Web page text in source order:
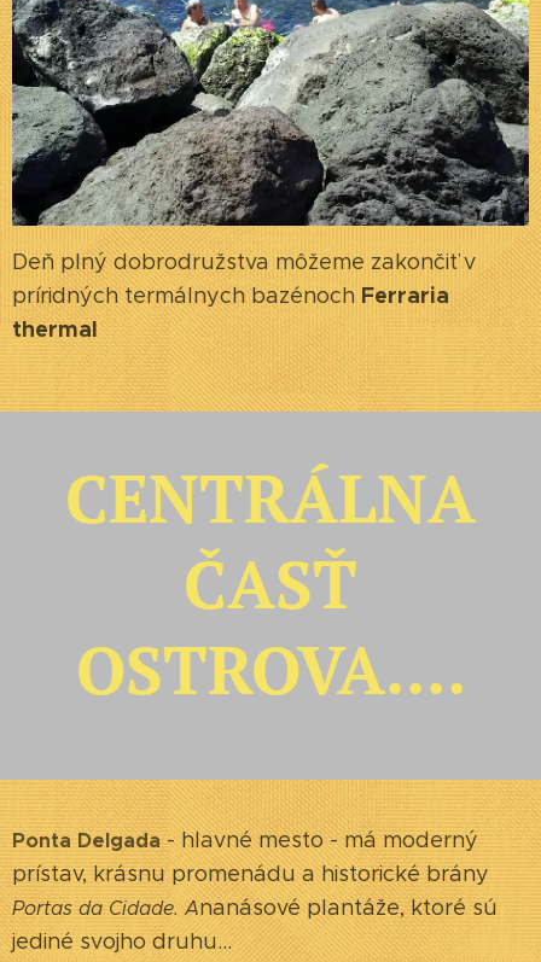
Deň plný dobrodružstva môžeme zakončiť v
príridných termálnych bazénoch Ferraria
thermal
CENTRÁLNA
ČASŤ
OSTROVA....
Ponta Delgada- hlavné mesto - má moderný
prístav, krásnu promenádu a historické brány
Portas da Cidade. Ananásové plantáže, ktoré sú
jediné svojho druhu...